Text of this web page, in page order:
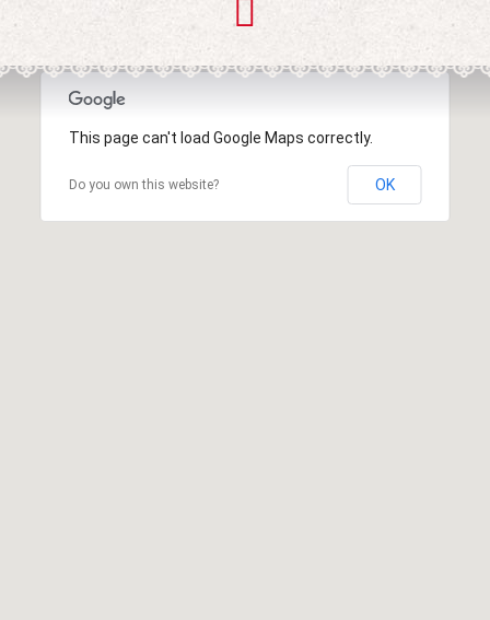
This page can't load Google Maps correctly.
Do you own this website? OK